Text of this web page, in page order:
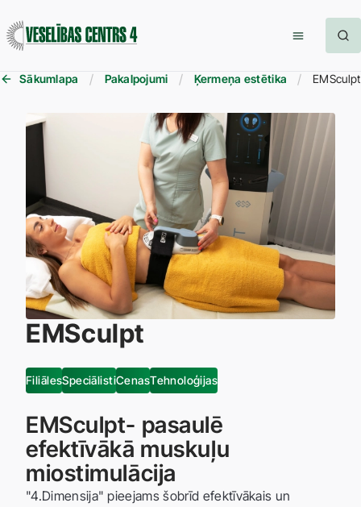
Sākumlapa Pakalpojumi Ķermeņa estētika EMSculpt
EMSculpt
FiliālesSpeciālistiCenasTehnoloģijas
EMSculpt- pasaulē
efektīvākā muskuļu
miostimulācija
"4.Dimensija" pieejams šobrīd efektīvākais un